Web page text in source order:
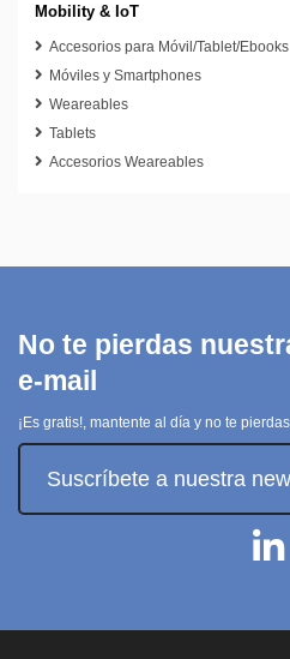
Mobility & IoT
Accesorios para Móvil/Tablet/Ebooks
Móviles y Smartphones
Weareables
Tablets
Accesorios Weareables
No te pierdas
e-mail
¡Es gratis!, mantente al día y no te
Suscríbete a nuestra